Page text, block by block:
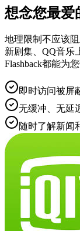
想念您最爱
地理限制不应该
新剧集、QQ音乐
Flashback都能为您
即时访问被屏
无缓冲、无延
随时了解新闻